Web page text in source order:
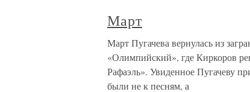
Март
Март Пугачева вернулась из
«Олимпийский», где Киркоров
Рафаэль». Увиденное Пугачеву
были не к песням, а